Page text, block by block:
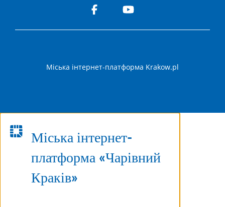
Міська інтернет-платформа Krakow.pl
Міська інтернет-
платформа «Чарівний
Краків»